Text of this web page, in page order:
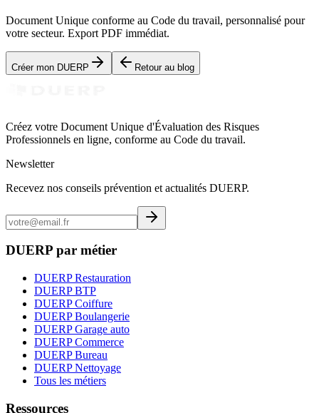
Document Unique conforme au Code du travail, personnalisé pour
votre secteur. Export PDF immédiat.
Créer mon DUERP Retour au blog
Créez votre Document Unique d'Évaluation des Risques
Professionnels en ligne, conforme au Code du travail.
Newsletter
Recevez nos conseils prévention et actualités DUERP.
DUERP par métier
DUERP Restauration
DUERP BTP
DUERP Coiffure
DUERP Boulangerie
DUERP Garage auto
DUERP Commerce
DUERP Bureau
DUERP Nettoyage
Tous les métiers
Ressources